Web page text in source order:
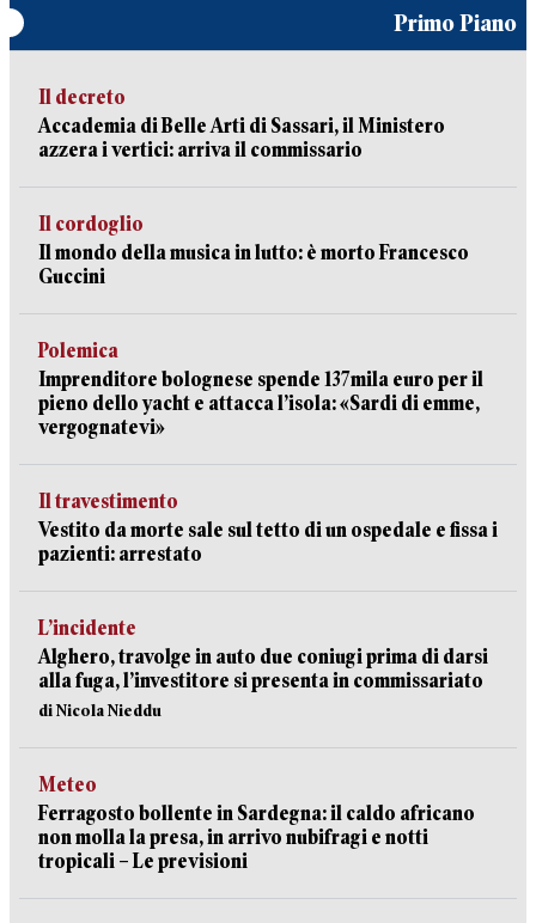
Primo Piano
Il decreto
Accademia di Belle Arti di Sassari, il Ministero
azzera i vertici: arriva il commissario
Il cordoglio
Il mondo della musica in lutto: è morto Francesco
Guccini
Polemica
Imprenditore bolognese spende 137mila euro per il
pieno dello yacht e attacca l’isola: «Sardi di emme,
vergognatevi»
Il travestimento
Vestito da morte sale sul tetto di un ospedale e fissa i
pazienti: arrestato
L’incidente
Alghero, travolge in auto due coniugi prima di darsi
alla fuga, l’investitore si presenta in commissariato
di Nicola Nieddu
Meteo
Ferragosto bollente in Sardegna: il caldo africano
non molla la presa, in arrivo nubifragi e notti
tropicali – Le previsioni